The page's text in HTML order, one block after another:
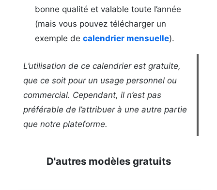
bonne qualité et valable toute l’année
(mais vous pouvez télécharger un
exemple decalendrier mensuelle).
L’utilisation de ce calendrier est gratuite,
que ce soit pour un usage personnel ou
commercial. Cependant, il n’est pas
préférable de l’attribuer à une autre partie
que notre plateforme.
D'autres modèles gratuits